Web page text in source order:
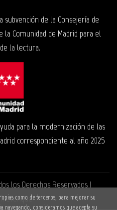
subvención de la Consejería de
Comunidad de Madrid para el
la lectura.
para la modernización de las
correspondiente al año 2025
los Derechos Reservados |
como de terceros, para mejorar su
navegando, consideramos que acepta su